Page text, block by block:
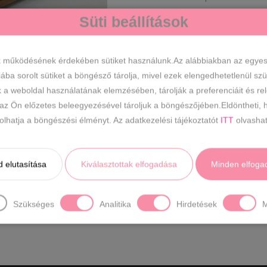
CÍMKÉK
cavaldi
LEÍRÁS
Divatos bőr pénztárca.
Anyaga: bőr
Szín: arany
Méret: Szé 14 x Ma 8,5 x Mé 4
A papírpénz kényelmesen
Süti beállítások
érdekében sütiket használunk.Az alábbiakban az
sorolt sütiket a böngésző tárolja, mivel ezek elengedhetetlenül
weboldal használatának elemzésében, tárolják a preferenciáit és
Ön előzetes beleegyezésével tároljuk a böngészőjében.Eldöntheti,
a böngészési élményt. Az adatkezelési tájékoztatót ITT
elutasítása Kiválasztottak elfogadása Minden
Szükséges Analitika Hirdetések